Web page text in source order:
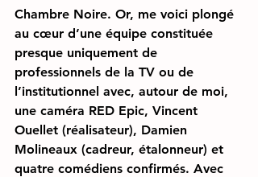
Chambre Noire. Or, me voici plongé
au cœur d’une équipe constituée
presque uniquement de
professionnels de la TV ou de
l’institutionnel avec, autour de moi,
une caméra RED Epic, Vincent
Ouellet (réalisateur), Damien
Molineaux (cadreur, étalonneur) et
quatre comédiens confirmés. Avec